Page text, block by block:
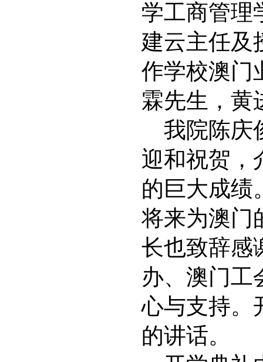
学工商管理
建云主任及
作学校澳门
霖先生，黄
我院陈庆
迎和祝贺，
的巨大成绩
将来为澳门
长也致辞感
办、澳门工
心与支持。
的讲话。